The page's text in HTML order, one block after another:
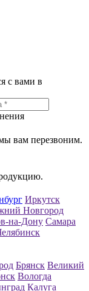
с вами в
вам перезвоним.
Иркутск
Новгород
на-Дону Самара
Брянск Великий
Вологда
Калуга